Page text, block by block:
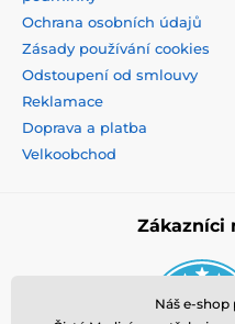
Ochrana osobních údajů
Zásady používání cookies
Odstoupení od smlouvy
Reklamace
Doprava a platba
Velkoobchod
Zákazníci
Náš e-shop